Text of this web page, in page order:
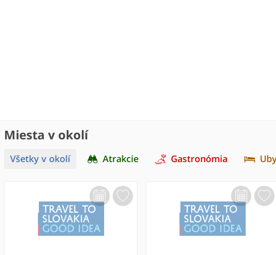
Miesta v okolí
Všetky v okolí Atrakcie Gastronómia